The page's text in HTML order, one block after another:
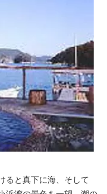
ると真下に海、そして